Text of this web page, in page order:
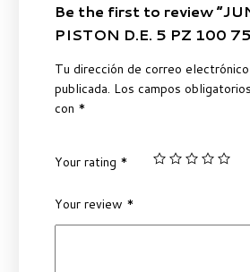
Be the first to review
PISTON D.E. 5 PZ 100
Tu dirección de correo
publicada. Los campos
con *
Your rating *
Your review *